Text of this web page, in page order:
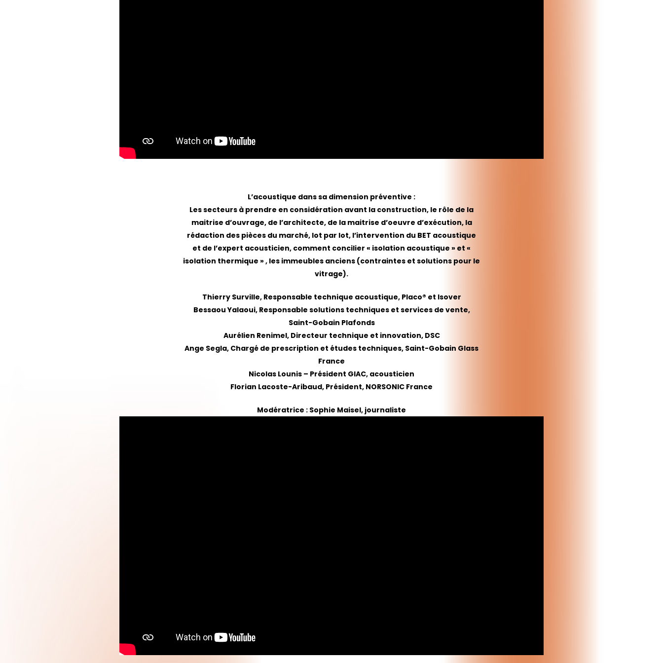
L’acoustique dans sa dimension préventive :
Les secteurs à prendre en considération avant la construction, le rôle de la
maitrise d’ouvrage, de l’architecte, de la maitrise d’oeuvre d’exécution, la
rédaction des pièces du marché, lot par lot, l’intervention du BET acoustique
et de l’expert acousticien, comment concilier « isolation acoustique » et «
isolation thermique » , les immeubles anciens (contraintes et solutions pour le
vitrage).
Thierry Surville, Responsable technique acoustique, Placo® et Isover
Bessaou Yalaoui, Responsable solutions techniques et services de vente,
Saint-Gobain Plafonds
Aurélien Renimel, Directeur technique et innovation, DSC
Ange Segla, Chargé de prescription et études techniques, Saint-Gobain Glass
France
Nicolas Lounis – Président GIAC, acousticien
Florian Lacoste-Aribaud, Président, NORSONIC France
Modératrice : Sophie Maisel, journaliste